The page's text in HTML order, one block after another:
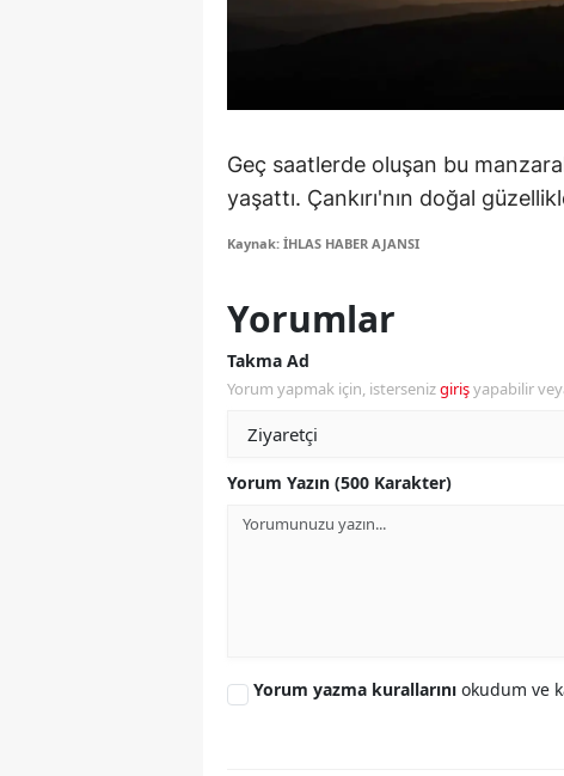
Geç saatlerde oluşan bu
yaşattı. Çankırı'nın doğal
Kaynak: İHLAS HABER AJANSI
Yorumlar
Takma Ad
Yorum yapmak için, istersenizgirişyapabilir
Yorum Yazın (500 Karakter)
Yorum yazma kurallarını okudum ve